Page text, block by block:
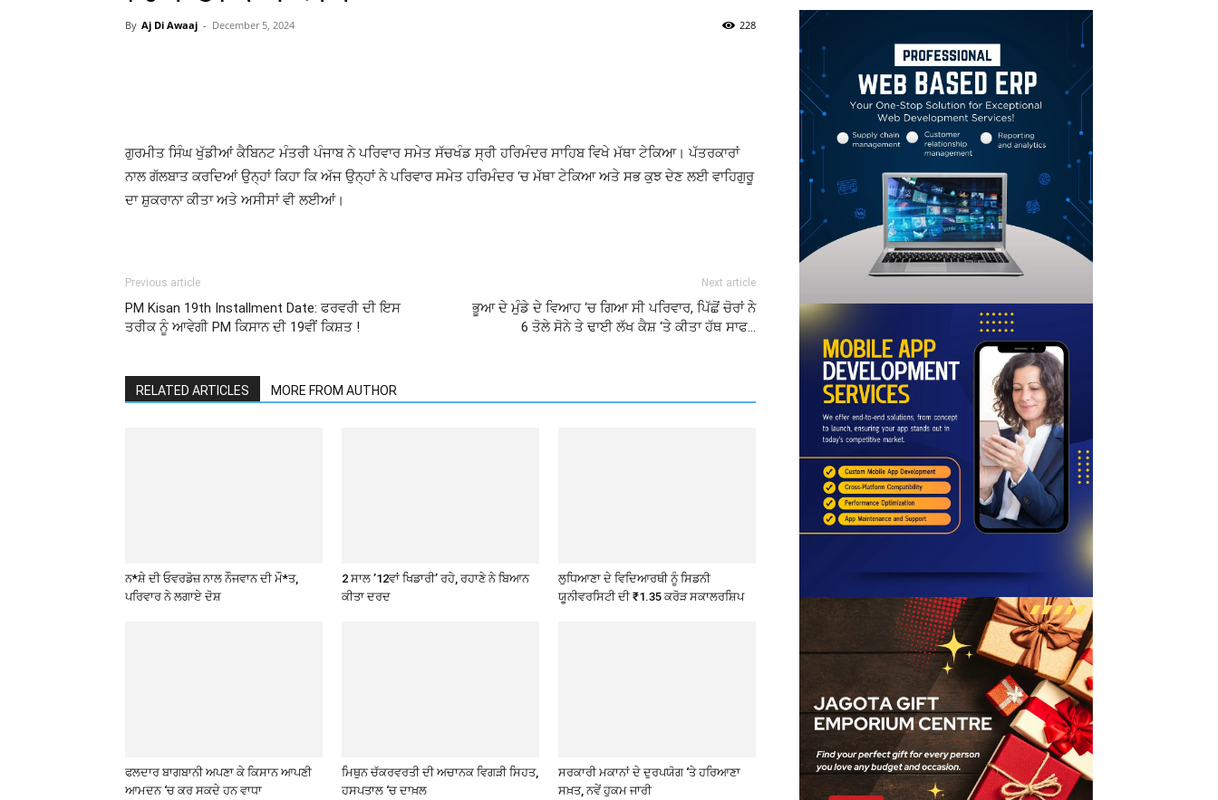
By Aj Di Awaaj - December 5, 2024 228
Email Print
ਗੁਰਮੀਤ ਸਿੰਘ ਖੁੱਡੀਆਂ ਕੈਬਿਨਟ ਮੰਤਰੀ ਪੰਜਾਬ ਨੇ ਪਰਿਵਾਰ ਸਮੇਤ ਸੱਚਖੰਡ ਸ੍ਰੀ ਹਰਿਮੰਦਰ ਸਾਹਿਬ ਵਿਖੇ ਮੱਥਾ ਟੇਕਿਆ। ਪੱਤਰਕਾਰਾਂ
ਨਾਲ ਗੱਲਬਾਤ ਕਰਦਿਆਂ ਉਨ੍ਹਾਂ ਕਿਹਾ ਕਿ ਅੱਜ ਉਨ੍ਹਾਂ ਨੇ ਪਰਿਵਾਰ ਸਮੇਤ ਹਰਿਮੰਦਰ ‘ਚ ਮੱਥਾ ਟੇਕਿਆ ਅਤੇ ਸਭ ਕੁਝ ਦੇਣ ਲਈ ਵਾਹਿਗੁਰੂ
ਦਾ ਸ਼ੁਕਰਾਨਾ ਕੀਤਾ ਅਤੇ ਅਸੀਸਾਂ ਵੀ ਲਈਆਂ।
Previous article
PM Kisan 19th Installment Date: ਫਰਵਰੀ ਦੀ ਇਸ
ਤਰੀਕ ਨੂੰ ਆਵੇਗੀ PM ਕਿਸਾਨ ਦੀ 19ਵੀਂ ਕਿਸ਼ਤ !
Next article
ਭੂਆ ਦੇ ਮੁੰਡੇ ਦੇ ਵਿਆਹ ‘ਚ ਗਿਆ ਸੀ ਪਰਿਵਾਰ, ਪਿੱਛੋਂ ਚੋਰਾਂ ਨੇ
6 ਤੋਲੇ ਸੋਨੇ ਤੇ ਢਾਈ ਲੱਖ ਕੈਸ਼ ‘ਤੇ ਕੀਤਾ ਹੱਥ ਸਾਫ…
RELATED ARTICLES MORE FROM AUTHOR
ਨ*ਸ਼ੇ ਦੀ ਓਵਰਡੋਜ਼ ਨਾਲ ਨੌਜਵਾਨ ਦੀ ਮੌ*ਤ,
ਪਰਿਵਾਰ ਨੇ ਲਗਾਏ ਦੋਸ਼
2 ਸਾਲ ’12ਵਾਂ ਖਿਡਾਰੀ’ ਰਹੇ, ਰਹਾਣੇ ਨੇ ਬਿਆਨ
ਕੀਤਾ ਦਰਦ
ਲੁਧਿਆਣਾ ਦੇ ਵਿਦਿਆਰਥੀ ਨੂੰ ਸਿਡਨੀ
ਯੂਨੀਵਰਸਿਟੀ ਦੀ ₹1.35 ਕਰੋੜ ਸਕਾਲਰਸ਼ਿਪ
ਫਲਦਾਰ ਬਾਗਬਾਨੀ ਅਪਣਾ ਕੇ ਕਿਸਾਨ ਆਪਣੀ
ਆਮਦਨ ‘ਚ ਕਰ ਸਕਦੇ ਹਨ ਵਾਧਾ
ਮਿਥੁਨ ਚੱਕਰਵਰਤੀ ਦੀ ਅਚਾਨਕ ਵਿਗੜੀ ਸਿਹਤ,
ਹਸਪਤਾਲ ‘ਚ ਦਾਖ਼ਲ
ਸਰਕਾਰੀ ਮਕਾਨਾਂ ਦੇ ਦੁਰਪਯੋਗ ‘ਤੇ ਹਰਿਆਣਾ
ਸਖ਼ਤ, ਨਵੇਂ ਹੁਕਮ ਜਾਰੀ